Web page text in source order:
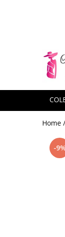
Lenjerie sexy
Chiloti brazilieni
Chiloti clasici
Chiloti tanga
Compleuri &
Home /
-